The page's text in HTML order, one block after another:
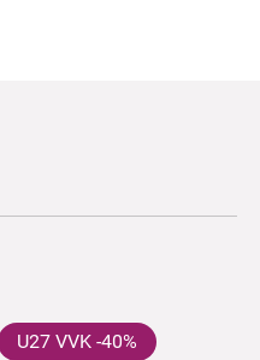
U27 VVK -40%